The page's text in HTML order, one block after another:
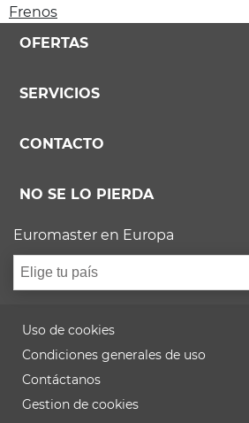
Frenos
OFERTAS
SERVICIOS
CONTACTO
NO SE LO PIERDA
Euromaster en Europa
Elige tu país
Uso de cookies
Condiciones generales de uso
Contáctanos
Gestion de cookies